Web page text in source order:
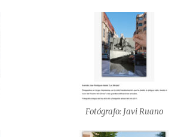
Fotógrafo: Javi Ruano